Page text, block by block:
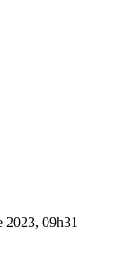
2023, 09h31